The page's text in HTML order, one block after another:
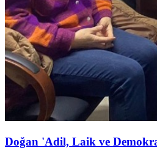
Doğan 'Adil, Laik ve